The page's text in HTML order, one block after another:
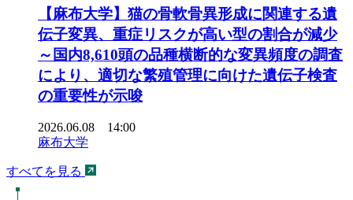
【麻布大学】猫の骨軟骨異形成に関連する遺
伝子変異、重症リスクが高い型の割合が減少
～国内8,610頭の品種横断的な変異頻度の調査
により、適切な繁殖管理に向けた遺伝子検査
の重要性が示唆
2026.06.08 14:00
麻布大学
すべてを見る